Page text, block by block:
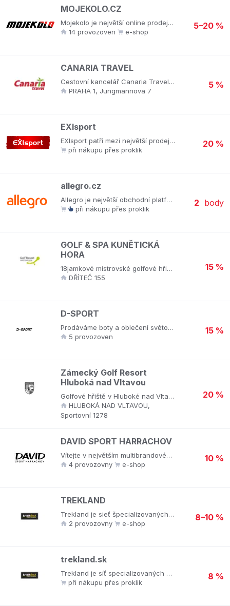
MOJEKOLO.CZ
Mojekolo je největší online prodejce jízdních kol, elektrokol a cyklodoplňků v České republice s kamennými prodejnami u nás i na Slovensku. V Mojekolo najdete kola a elektrokola předních světových značek jako Ghost, Lapierre, Look, Norco nebo Pells. Kromě kol a elektrokol se můžete spolehnout na širokou nabídku oblečení na kolo Santini, Endura nebo Horse Feathers a velký výběr doplňků a komponentů od značek Knog, SKS Germany, ESIgrips, iGSport, Continental, Adidas a dalších. Na zákaznické lince eshopu i za pulty kamenných prodejen potkáte nadšené cyklisty a cyklistky, kteří vám rádi pomohou s výběrem čehokoliv na kolo. Samozřejmostí je i servis jízdních kol a elektrokol, takže na každé pobočce Mojekolo v Česku i na Slovensku můžete svému kolu můžete dopřát pravidelnou a hlavně profesionální péči.
14 provozoven
e-shop
5–20 %
CANARIA TRAVEL
Cestovní kancelář Canaria Travel se již od roku 1993 specializuje výhradně na destinaci Kanárských ostrovů. Díky dlouholetým zkušenostem, odborným znalostem, pevným vztahům s obchodními partnery a profesionálnímu a lidskému přístupu zaměstnanců je cestovní kancelář Canaria Travel schopna zajistit služby v oblasti zájezdů v nejširším možném rozsahu. Tím, že se specializuje na jednu jedinou destinaci, dokáže zajistit služby na nejvyšší úrovni, poskytnout ty nejpodrobnější informace o destinaci, a uspokojit i nejnáročnější klienty.
PRAHA 1, Jungmannova 7
5 %
EXIsport
EXIsport patří mezi největší prodejce sportovního oblečení, obuvi a doplňků. Ať už hledáte outfit na běžný den, nebo speciální módu na sport a turistiku pro celou rodinu, EXIsport vás připraví na každé roční období. Ušetřete se slevovým kódem, využijte dopravu zdarma nebo další výhodné nabídky. Nakupujte chytře, vsaďte na kvalitu a sportujte stylově s EXIsport.cz!
při nákupu přes proklik
20 %
allegro.cz
Allegro je největší obchodní platformou v Polsku. - podíl e-commerce na maloobchodním prodeji v Polsku roste o 22,6 % ročně - 75 % lidí, dotazovaných na internetové obchody, uvádí na prvním místě Allegro - 14 milionů zákazníků - 90 % našich uživatelů nakupuje na Allegro pravidelně Pro 81 % uživatelů internetu je Allegro první volbou, když si chtějí něco koupit online. Na našich webových stránkách je každý den: - průměrně prodáno 900 000 položek, - 500 000 dokončených transakcí, - 300 000 kupujících. Body jsou přidělovány dle ohodnocení jednotlivých produktů/partnerů.
při nákupu přes proklik
2 body
GOLF & SPA KUNĚTICKÁ
HORA
18jamkové mistrovské golfové hřiště Kunětická Hora splňuje všechny požadavky a standardy moderního golfového areálu. Autorem golfového hřiště otevřeného v září 2007 u obce Dříteč je špičkový australský golfový designér Graham Marsh, který má za sebou výstavbu více než 80 golfových hřišť po celém světě. Svojí délkou patří golfové hřiště Kunětická Hora mezi nejdelší golfová hřiště v České republice. Pro design golfového hřiště je typické množství členitých písečných bunkerů, zvlněné fairwaye a víceúrovňové velké greeny. Vítr na „Kuňce“, jak se hřišti mezi golfisty začalo obecně přezdívat, bude Váš protihráč, se kterým musíte při golfu v každém ročním období určitě počítat.
DŘÍTEČ 155
15 %
D-SPORT
Prodáváme boty a oblečení světových značek pro sport i volný čas. Baví nás značky jako Nike, adidas, Under Armour a inovace, které do světa sportu a módy přináší. Máme rádi osobní a osobitý přístup. Dále prodáváme i oblečení značek Adidas, Puma, Vans, Converse, Champion, Fila a další. Dnes nás můžete najít v 7 městech po celém Česku.
5 provozoven
15 %
Zámecký Golf Resort
Hluboká nad Vltavou
Golfové hřiště v Hluboké nad Vltavou se rozprostírá v historickém Schwarzenberském zámeckém parku. Pod pohádkovým zámkem Hluboká se v nádherném přírodním prostředí o ploše 68 ha nachází 27 jamek, velkorysý driving range i s krytými odpališti a útulné klubové zázemí se slunečnou terasou. Díky neustálému redesignu hřiště na Vás čeká velké množství záludných vodních kanálů a jezírek, biotopů i mnoho písečných bunkrů. Hřiště, které je v celoročním provozu, prochází každý rok úpravami, aby hráčům mohlo nabízet co nejkvalitnější zážitek ze hry. A na co se u nás můžete těšit? - 18 jamkové mistrovské hřiště PAR 72 - 9 jamkové veřejné hřiště PAR 30 - Velkorysý driving range - Moderní klubové zázemí s velkou terasou - Partnerská hřiště v blízkém okolí - Víkendové golfové kurzy pro začátečníky i pokročilé - Golfové akademie pro skupiny i jednotlivce - Pořádání golfových turnajů - Wellness & Spa - Velká ubytovací kapacita, koupaliště, cyklostezky, tenisové kurty v bezprostřední blízkosti hřiště
Sportovní 1278
20 %
DAVID SPORT HARRACHOV
Vítejte v největším multibrandovém obchodě se špičkovým sportovním vybavením. David Sport vám přináší sportovní vybavení od těch nejlepších světových značek, špičkové oblečení a doplňky na volný čas, cyklistiku, golf a lyžování. Zastupují exkluzivní značku Sportalm a nabízí elegantní kolekce do města i luxusní módu na hory.
4 provozovny
e-shop
10 %
TREKLAND
Trekland je sieť špecializovaných outdoorových predajní. Nájdete tu všetko na turistiku, cestovanie, horolezectvo a skialpinizmus.V Treklande môžete načerpať nielen rady od skúsených špecialistov ale aj priateľskú atmosféru. V Treklande sa vždy snažia robiť niečo viac, sú tu pre vás už 18 rokov a celý ten čas je cieľom priniesť vám to naj z outdoorového sveta, či už ide o vybavenie, novinky, rady či zážitky.
2 provozovny
e-shop
8–10 %
trekland.sk
Trekland je síť specializovaných outdoorových prodejen. Najdete zde vše pro turistiku, cestování, horolezectví a skialpinismus.V Treklandu můžete načerpat nejen rady od zkušených specialistů ale i přátelskou atmosféru. V Treklandu se vždy snaží dělat něco víc, jsou tu pro vás již 18 let a celou tu dobu je cílem přinést vám to nejz outdoorového světa, ať už jde o vybavení, novinky, rady či zážitky.
při nákupu přes proklik
8 %